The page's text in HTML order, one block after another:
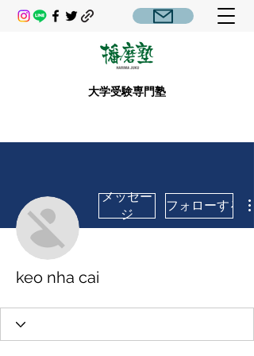
大学受験専門塾
メッセー
ジ
フォローする
keo nha cai